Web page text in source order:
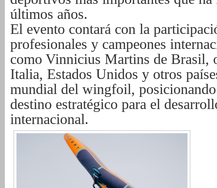
últimos años.
El evento contará con la
profesionales y campeones
como Vinnicius Martins de Brasil,
Italia, Estados Unidos y otros
mundial del wingfoil,
destino estratégico para el
internacional.